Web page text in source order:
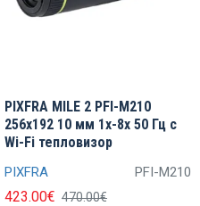
PIXFRA PFI-M210
PIXFRA MILE 2 PFI-M210
256x192 10 мм 1x-8x 50 Гц с
Wi-Fi тепловизор
423.00€ 470.00€